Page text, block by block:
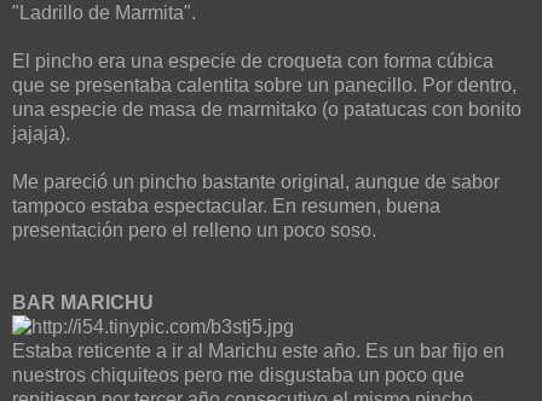
"Ladrillo de Marmita".
El pincho era una especie de croqueta con forma cúbica
que se presentaba calentita sobre un panecillo. Por dentro,
una especie de masa de marmitako (o patatucas con bonito
jajaja).
Me pareció un pincho bastante original, aunque de sabor
tampoco estaba espectacular. En resumen, buena
presentación pero el relleno un poco soso.
BAR MARICHU
Estaba reticente a ir al Marichu este año. Es un bar fijo en
nuestros chiquiteos pero me disgustaba un poco que